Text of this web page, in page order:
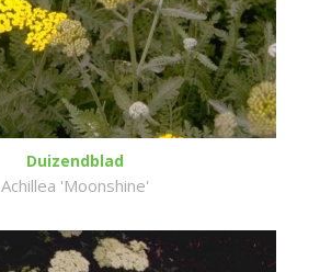
Duizendblad
Achillea 'Moonshine'